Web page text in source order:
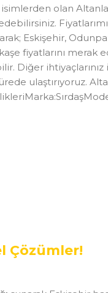
olan
Eskişehir,
fiyatlarını
Diğer
ulaştırıyoruz.
Çözümler!